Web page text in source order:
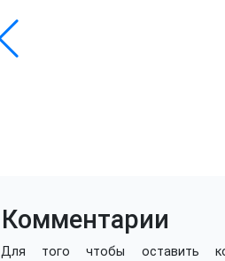
Комментарии
Для того чтобы оставить